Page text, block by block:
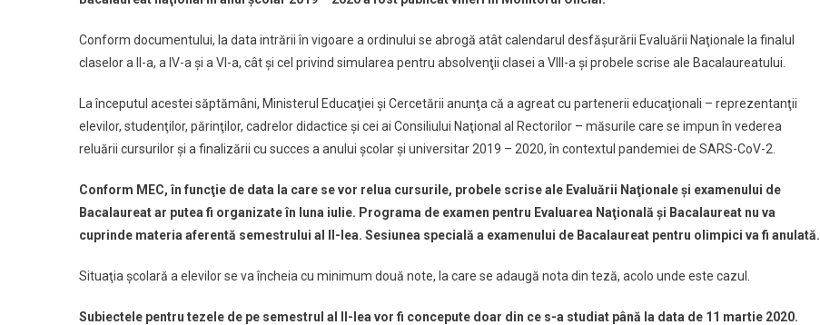
Conform documentului, la data intrării în vigoare a ordinului se abrogă atât calendarul desfăşurării Evaluării Naţionale la finalul
claselor a II-a, a IV-a şi a VI-a, cât şi cel privind simularea pentru absolvenţii clasei a VIII-a şi probele scrise ale Bacalaureatului.
La începutul acestei săptămâni, Ministerul Educaţiei şi Cercetării anunţa că a agreat cu partenerii educaţionali – reprezentanţii
elevilor, studenţilor, părinţilor, cadrelor didactice şi cei ai Consiliului Naţional al Rectorilor – măsurile care se impun în vederea
reluării cursurilor şi a finalizării cu succes a anului şcolar şi universitar 2019 – 2020, în contextul pandemiei de SARS-CoV-2.
Conform MEC, în funcţie de data la care se vor relua cursurile, probele scrise ale Evaluării Naţionale şi examenului de
Bacalaureat ar putea fi organizate în luna iulie. Programa de examen pentru Evaluarea Naţională şi Bacalaureat nu va
cuprinde materia aferentă semestrului al II-lea. Sesiunea specială a examenului de Bacalaureat pentru olimpici va fi anulată.
Situaţia şcolară a elevilor se va încheia cu minimum două note, la care se adaugă nota din teză, acolo unde este cazul.
Subiectele pentru tezele de pe semestrul al II-lea vor fi concepute doar din ce s-a studiat până la data de 11 martie 2020.